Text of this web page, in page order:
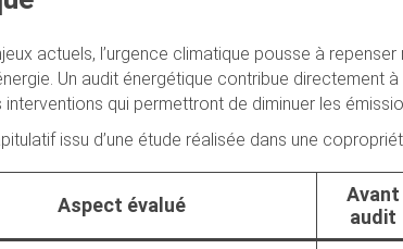
actuels, l’urgence climatique pousse à
Un audit énergétique contribue directement
qui permettront de diminuer les
issu d’une étude réalisée dans une
Aspect évalué
Avant
audit